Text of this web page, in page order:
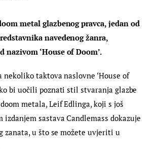
metal glazbenog pravca, jedan od
navedenog žanra,
nazivom ‘House of Doom’.
nekoliko taktova naslovne ‘House of
bi uočili poznati stil stvaranja glazbe
metala, Leif Edlinga, koji s još
sastava Candlemass dokazuje
zanata, u što se možete uvjeriti u